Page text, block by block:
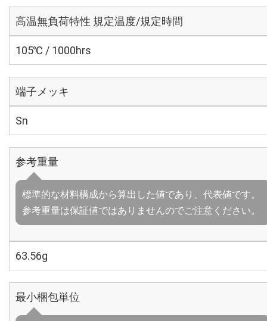
高温無負荷特性 規定温度/規定時間
105℃ / 1000hrs
端子メッキ
Sn
参考重量
標準的な材料構成から算出した値であり、代表値です。
参考重量は保証値ではありませんのでご注意ください。
63.56g
最小梱包単位